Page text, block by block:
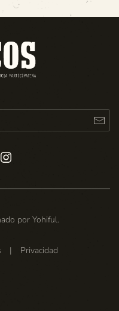
por Yohiful.
| Privacidad